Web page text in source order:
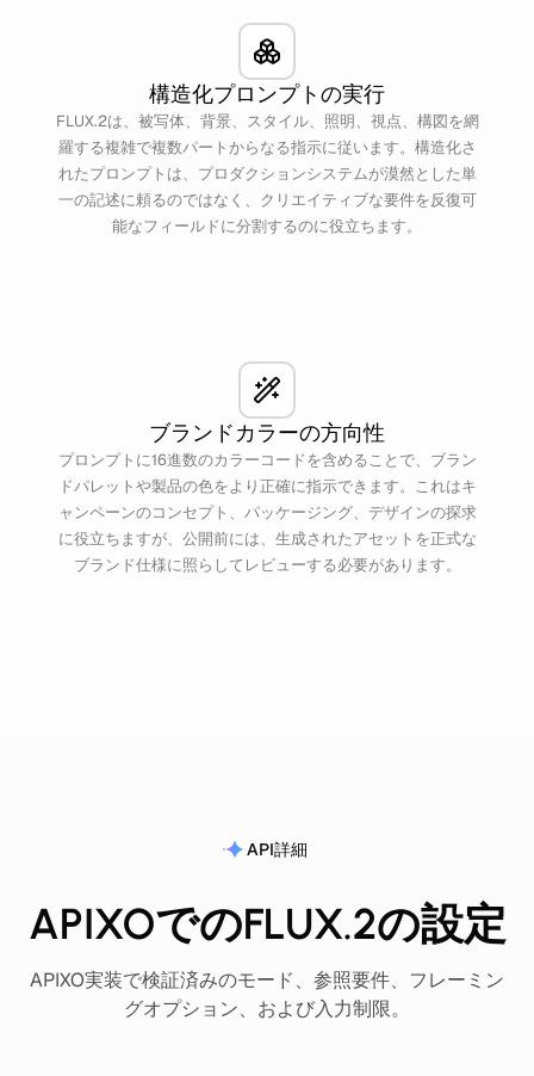
構造化プロンプトの実行
FLUX.2は、被写体、背景、スタイル、照明、視点、構図を網
羅する複雑で複数パートからなる指示に従います。構造化さ
れたプロンプトは、プロダクションシステムが漠然とした単
一の記述に頼るのではなく、クリエイティブな要件を反復可
能なフィールドに分割するのに役立ちます。
ブランドカラーの方向性
プロンプトに16進数のカラーコードを含めることで、ブラン
ドパレットや製品の色をより正確に指示できます。これはキ
ャンペーンのコンセプト、パッケージング、デザインの探求
に役立ちますが、公開前には、生成されたアセットを正式な
ブランド仕様に照らしてレビューする必要があります。
API詳細
APIXOでのFLUX.2の設定
APIXO実装で検証済みのモード、参照要件、フレーミン
グオプション、および入力制限。